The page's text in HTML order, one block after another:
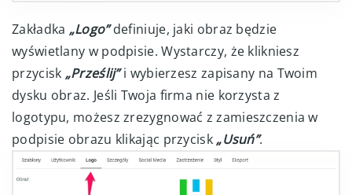
Zakładka „Logo”definiuje, jaki obraz będzie
wyświetlany w podpisie. Wystarczy, że klikniesz
przycisk „Prześlij”i wybierzesz zapisany na Twoim
dysku obraz. Jeśli Twoja firma nie korzysta z
logotypu, możesz zrezygnować z zamieszczenia w
podpisie obrazu klikając przycisk „Usuń”.